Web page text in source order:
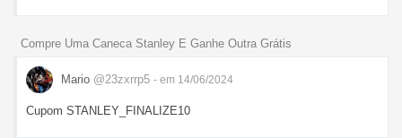
Compre Uma Caneca Stanley E Ganhe Outra Grátis
Mario @23zxrrp5 - em 14/06/2024
Cupom STANLEY_FINALIZE10